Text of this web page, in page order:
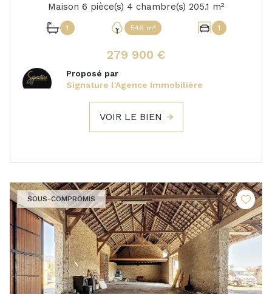
Maison 6 pièce(s) 4 chambre(s) 205.1 m²
1 546 m² 1
279 900 €
Proposé par
Signature l'Agence Immobilière
VOIR LE BIEN
SOUS-COMPROMIS